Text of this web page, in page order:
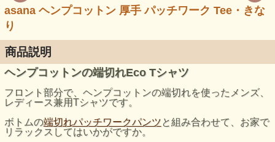
asana ヘンプコットン 厚手 パッチワーク Tee・きな
り
商品説明
ヘンプコットンの端切れEco Tシャツ
フロント部分で、ヘンプコットンの端切れを使ったメンズ、
レディース兼用Tシャツです。
ボトムの端切れパッチワークパンツと組み合わせて、お家で
リラックスしてはいかがですか。